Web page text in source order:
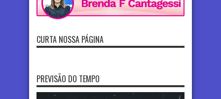
CURTA NOSSA PÁGINA
PREVISÃO DO TEMPO